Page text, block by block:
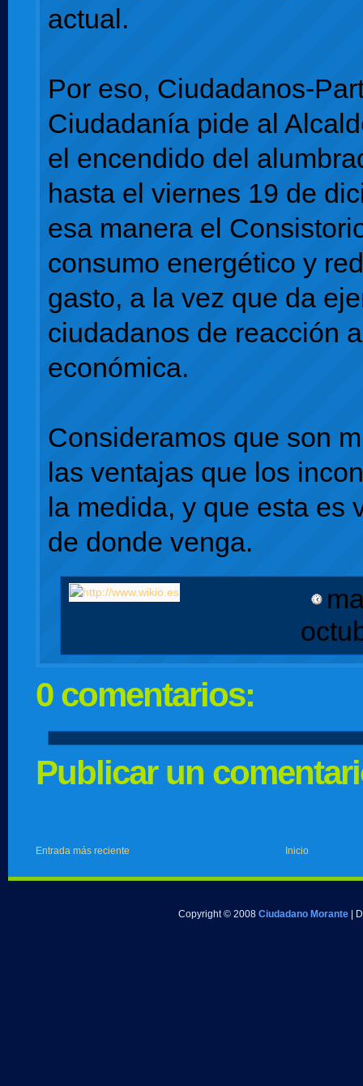
actual.
Por eso, Ciudadanos-
Ciudadanía pide al
el encendido del
hasta el viernes 19 de
esa manera el
consumo energético y
gasto, a la vez que da
ciudadanos de reacción
económica.
Consideramos que son
las ventajas que los
la medida, y que esta es
de donde venga.
0 comentarios:
Publicar un
Entrada más reciente Inicio
Copyright © 2008 Ciudadano Morante |